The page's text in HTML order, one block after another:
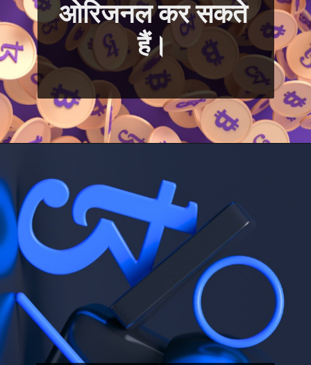
ओरिजनल कर सकते
हैं।